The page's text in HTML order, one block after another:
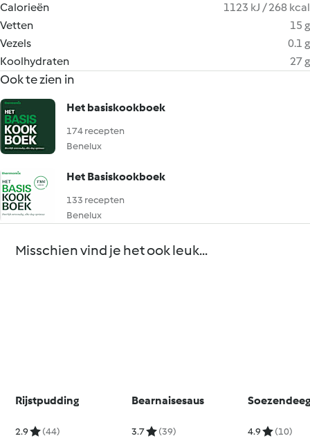
Calorieën
1123 kJ / 268 kcal
Vetten
15 g
Vezels
0.1 g
Koolhydraten
27 g
Ook te zien in
Het basiskookboek
174 recepten
Benelux
Het Basiskookboek
133 recepten
Benelux
Misschien vind je het ook leuk...
Rijstpudding
2.9 (44)
Bearnaisesaus
3.7 (39) 4.9 (10)